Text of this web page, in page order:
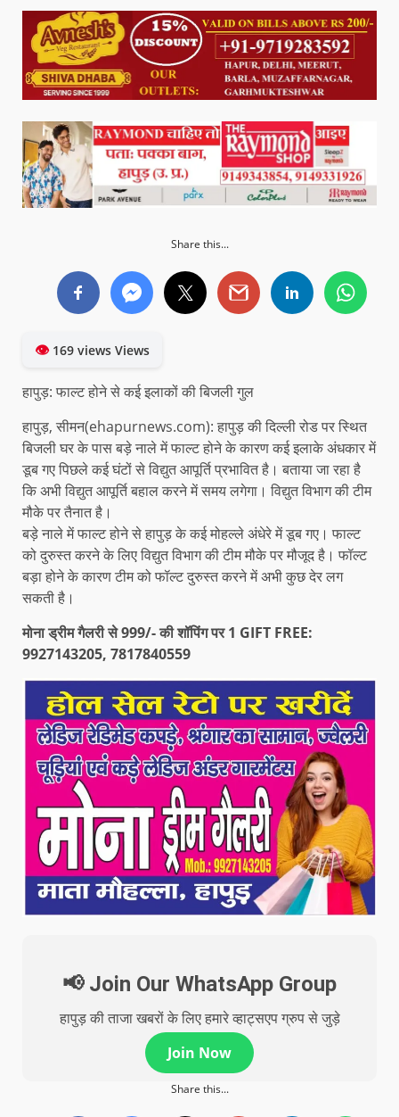
Share this...
👁169 views Views
हापुड़: फाल्ट होने से कई इलाकों की बिजली गुल
हापुड़, सीमन(ehapurnews.com): हापुड़ की दिल्ली रोड पर स्थित
बिजली घर के पास बड़े नाले में फाल्ट होने के कारण कई इलाके अंधकार में
डूब गए पिछले कई घंटों से विद्युत आपूर्ति प्रभावित है। बताया जा रहा है
कि अभी विद्युत आपूर्ति बहाल करने में समय लगेगा। विद्युत विभाग की टीम
मौके पर तैनात है।
बड़े नाले में फाल्ट होने से हापुड़ के कई मोहल्ले अंधेरे में डूब गए। फाल्ट
को दुरुस्त करने के लिए विद्युत विभाग की टीम मौके पर मौजूद है। फॉल्ट
बड़ा होने के कारण टीम को फॉल्ट दुरुस्त करने में अभी कुछ देर लग
सकती है।
मोना ड्रीम गैलरी से 999/- की शॉपिंग पर 1 GIFT FREE:
9927143205, 7817840559
📢 Join Our WhatsApp Group
हापुड़ की ताजा खबरों के लिए हमारे व्हाट्सएप ग्रुप से जुड़े
Join Now
Share this...